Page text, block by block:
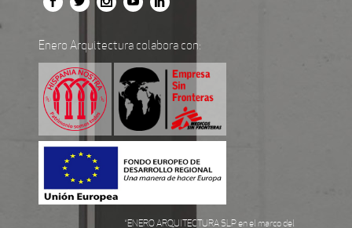
Enero Arquitectura colabora con:
“ENERO ARQUITECTURA SLP en el marco del